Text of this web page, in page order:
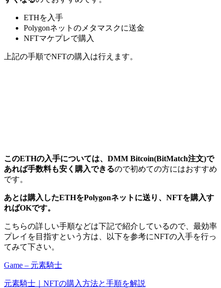
ETHを入手
Polygonネットのメタマスクに送金
NFTマケプレで購入
上記の手順でNFTの購入は行えます。
このETHの入手については、DMM Bitcoin(BitMatch注文)で
あれば手数料も安く購入できるので初めての方にはおすすめ
です。
あとは購入したETHをPolygonネットに送り、NFTを購入す
ればOKです。
こちらの詳しい手順などは下記で紹介しているので、最効率
プレイを目指すという方は、以下を参考にNFTの入手を行っ
てみて下さい。
Game – 元素騎士
元素騎士｜NFTの購入方法と手順を解説